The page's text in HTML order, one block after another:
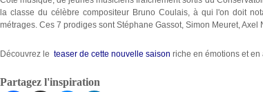
la classe du célèbre compositeur Bruno Coulais, à qui l'on doit
métrages. Ces 7 prodiges sont Stéphane Gassot, Simon Meuret,
Découvrez le teaser de cette nouvelle saison riche en émotions et
Partagez l'inspiration